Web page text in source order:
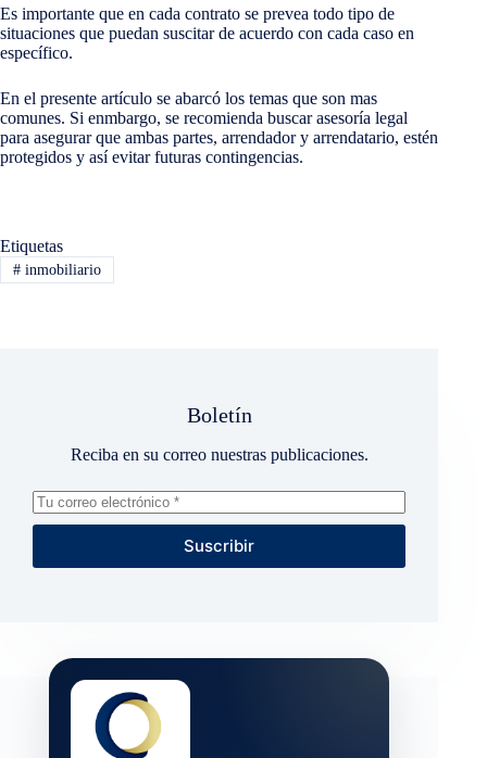
Es importante que en cada contrato se prevea todo tipo de
situaciones que puedan suscitar de acuerdo con cada caso en
específico.
En el presente artículo se abarcó los temas que son mas
comunes. Si enmbargo, se recomienda buscar asesoría legal
para asegurar que ambas partes, arrendador y arrendatario, estén
protegidos y así evitar futuras contingencias.
Etiquetas
#inmobiliario
Boletín
Reciba en su correo nuestras publicaciones.
Suscribir